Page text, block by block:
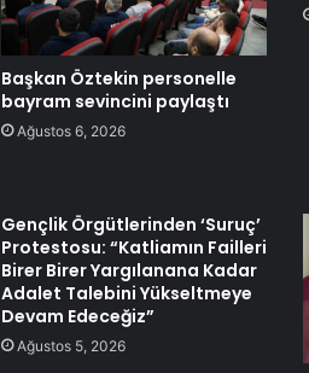
Başkan Öztekin personelle
bayram sevincini paylaştı
Ağustos 6, 2026
Gençlik Örgütlerinden ‘Suruç’
Protestosu: “Katliamın Failleri
Birer Birer Yargılanana Kadar
Adalet Talebini Yükseltmeye
Devam Edeceğiz”
Ağustos 5, 2026